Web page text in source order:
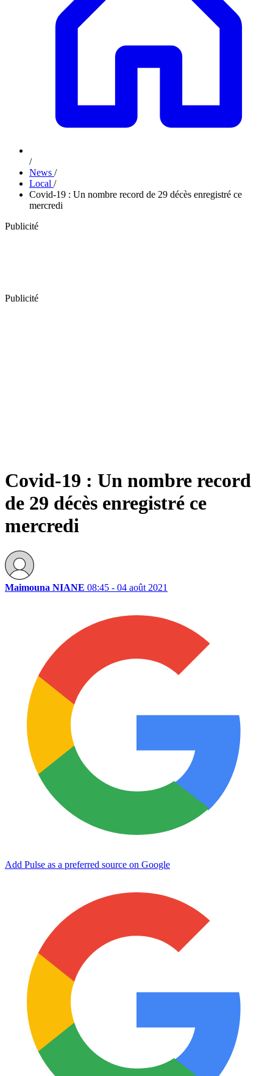
/
News /
Local /
Covid-19 : Un nombre record de 29 décès enregistré ce
mercredi
Publicité
Publicité
Covid-19 : Un nombre record
de 29 décès enregistré ce
mercredi
Maimouna NIANE 08:45 - 04 août 2021
Add Pulse as a preferred source on Google